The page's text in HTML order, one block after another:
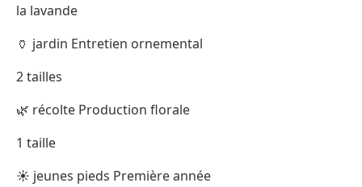
la lavande
🏺 jardin Entretien ornemental
2 tailles
🌿 récolte Production florale
1 taille
☀ jeunes pieds Première année